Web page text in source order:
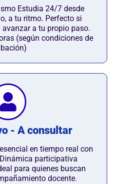
Estudia 24/7 desde
a tu ritmo. Perfecto si
a tu propio paso.
(según condiciones de
- A consultar
en tiempo real con
participativa
para quienes buscan
docente.